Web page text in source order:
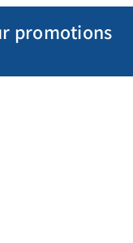
promotions